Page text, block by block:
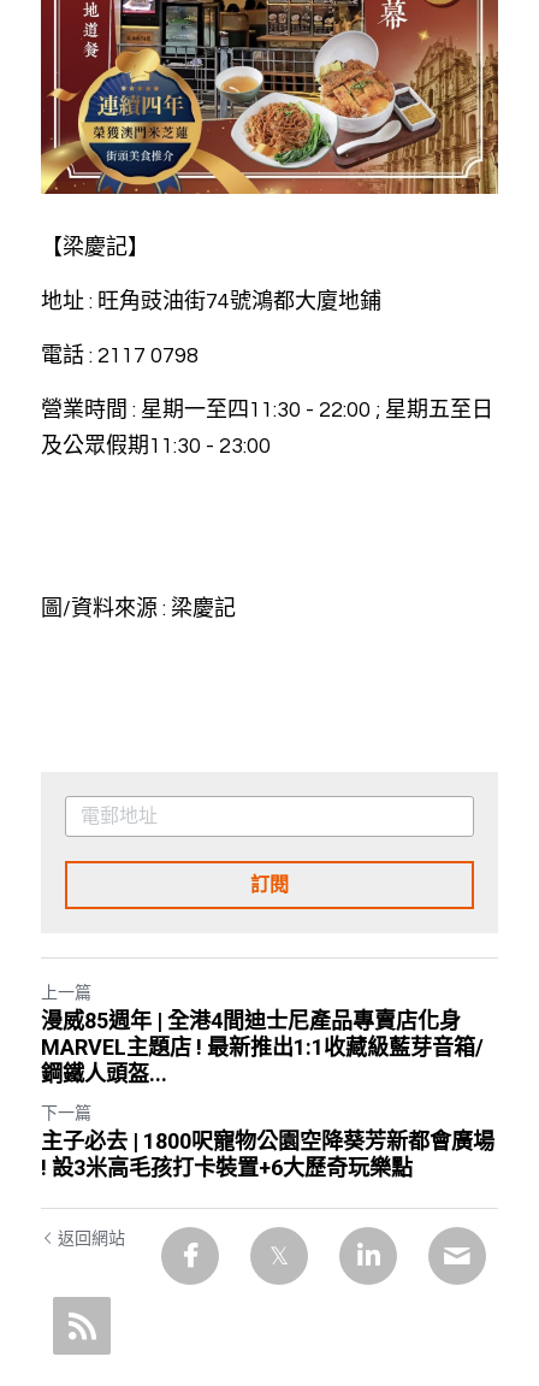
【梁慶記】
地址 : 旺角豉油街74號鴻都大廈地鋪
電話 : 2117 0798
營業時間 : 星期一至四11:30 - 22:00 ; 星期五至日
及公眾假期11:30 - 23:00
圖/資料來源 : 梁慶記
訂閱
上一篇
漫威85週年 | 全港4間迪士尼產品專賣店化身
MARVEL主題店 ! 最新推出1:1收藏級藍芽音箱/
鋼鐵人頭盔...
下一篇
主子必去 | 1800呎寵物公園空降葵芳新都會廣場
! 設3米高毛孩打卡裝置+6大歷奇玩樂點
返回網站